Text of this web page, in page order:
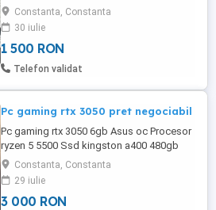
pentru sisteme de afișaj digital (Digital
Signage), info-chioșcuri, ecrane
publicitare în magazine cafenele sau ca
mini-server web de consum redus pentru
acasă.Dispozitivul este construit ca un
Constanta, Constanta
30 iulie
1 500 RON
Telefon validat
Pc gaming rtx 3050 pret negociabil
Pc gaming rtx 3050 6gb Asus oc Procesor
ryzen 5 5500 Ssd kingston a400 480gb
Hard disk segate baracuda server 2tb
Sursa deepcool 650 Watts 8gb ram ddr4
3200 M T Carcasa fractal design north
black (fara panou de sticla) Placa de baza
Constanta, Constanta
29 iulie
3 000 RON